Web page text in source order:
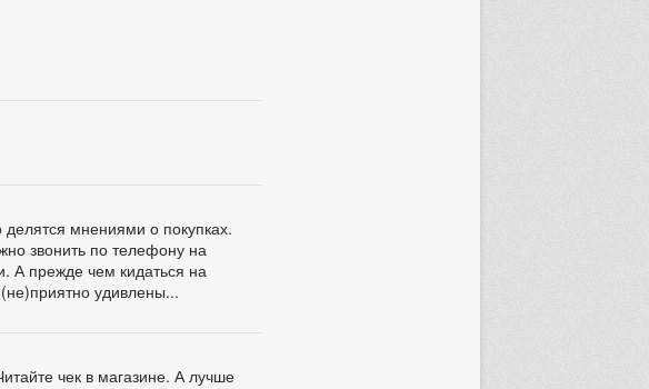
мнениями о покупках.
звонить по телефону на
А прежде чем кидаться на
удивлены...
чек в магазине. А лучше